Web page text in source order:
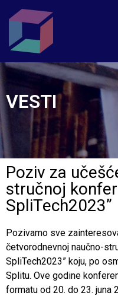
VESTI
Poziv za
stručnoj
SpliTech2023”
Pozivamo sve
četvorodnevnoj naučno-
SpliTech2023” koju, po
Splitu. Ove godine
formatu od 20. do 23. juna